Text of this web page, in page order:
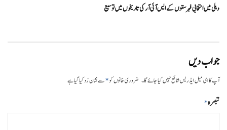
دہلی میں انتخابی فہرستوں کے ایس آئی آر کی تاریخوں میں توسیع
جواب دیں
آپ کا ای میل ایڈریس شائع نہیں کیا جائے گا۔ ضروری خانوں کو*سے نشان زد کیا گیا ہے
تبصرہ*